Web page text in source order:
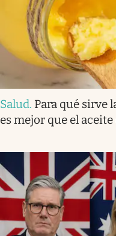
Salud. Para qué sirve
es mejor que el